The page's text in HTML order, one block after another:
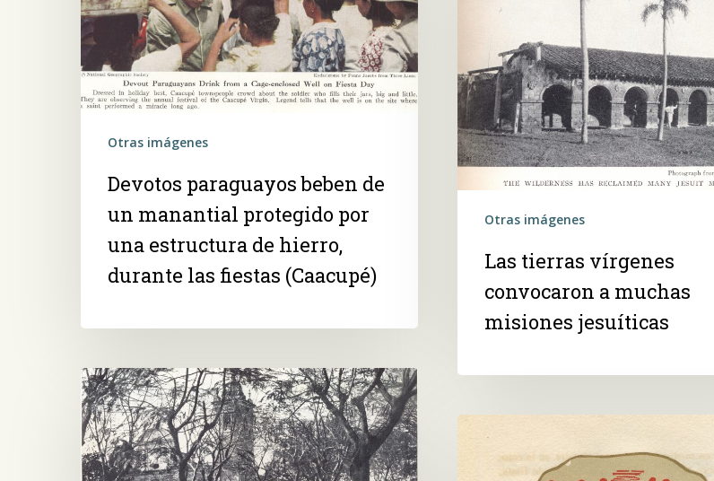
Otras imágenes
Devotos paraguayos beben de
un manantial protegido por
una estructura de hierro,
durante las fiestas (Caacupé)
convocaron
muchas
misiones
jesuíticas
Otras imágenes
Las tierras vírgenes
convocaron a muchas
misiones jesuíticas
La
iglesia
de
San
Roque